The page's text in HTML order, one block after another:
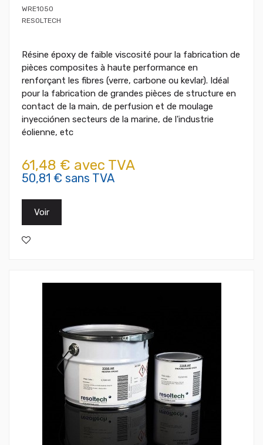
WRE1050
RESOLTECH
Résine époxy de faible viscosité pour la fabrication de
pièces composites à haute performance en
renforçant les fibres (verre, carbone ou kevlar). Idéal
pour la fabrication de grandes pièces de structure en
contact de la main, de perfusion et de moulage
inyecciónen secteurs de la marine, de l'industrie
éolienne, etc
61,48 € avec TVA
50,81 € sans TVA
Voir